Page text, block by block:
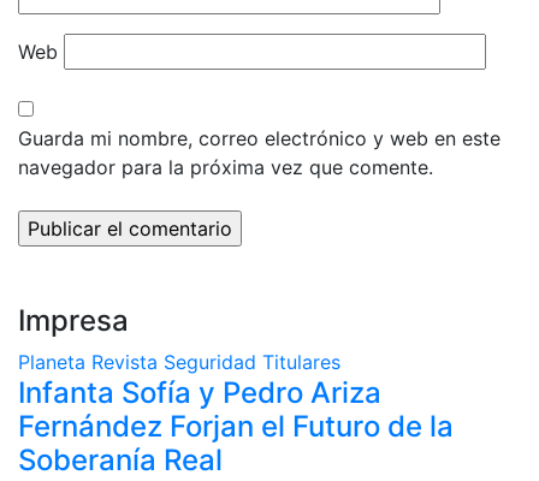
Web
Guarda mi nombre, correo electrónico y web en este
navegador para la próxima vez que comente.
Impresa
Planeta Revista Seguridad Titulares
Infanta Sofía y Pedro Ariza
Fernández Forjan el Futuro de la
Soberanía Real